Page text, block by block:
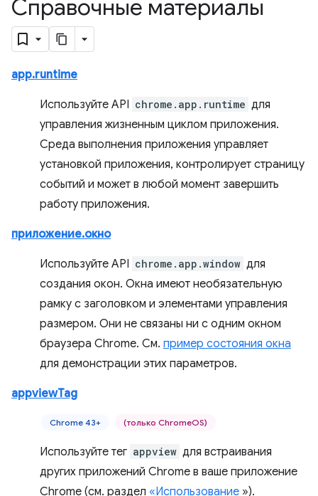
Справочные материалы
app.runtime
Используйте API chrome.app.runtime для
управления жизненным циклом приложения.
Среда выполнения приложения управляет
установкой приложения, контролирует страницу
событий и может в любой момент завершить
работу приложения.
приложение.окно
Используйте API chrome.app.window для
создания окон. Окна имеют необязательную
рамку с заголовком и элементами управления
размером. Они не связаны ни с одним окном
браузера Chrome. См. пример состояния окна
для демонстрации этих параметров.
appviewTag
Chrome 43+ (только ChromeOS)
Используйте тег appview для встраивания
других приложений Chrome в ваше приложение
Chrome (см. раздел «Использование »).